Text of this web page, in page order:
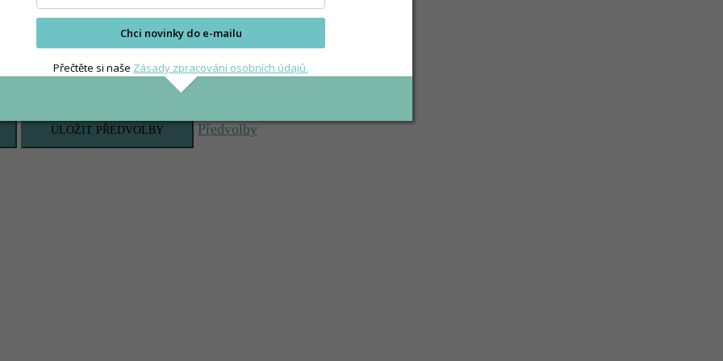
ULOŽIT PŘEDVOLBY Předvolby
Chci novinky do e-mailu
Přečtěte si naše Zásady zpracování osobních údajů.